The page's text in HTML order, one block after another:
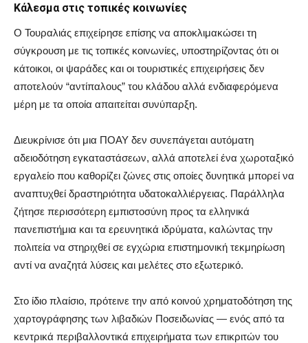
Κάλεσμα στις τοπικές κοινωνίες
Ο Τουραλιάς επιχείρησε επίσης να αποκλιμακώσει τη
σύγκρουση με τις τοπικές κοινωνίες, υποστηρίζοντας ότι οι
κάτοικοι, οι ψαράδες και οι τουριστικές επιχειρήσεις δεν
αποτελούν “αντίπαλους” του κλάδου αλλά ενδιαφερόμενα
μέρη με τα οποία απαιτείται συνύπαρξη.
Διευκρίνισε ότι μια ΠΟΑΥ δεν συνεπάγεται αυτόματη
αδειοδότηση εγκαταστάσεων, αλλά αποτελεί ένα χωροταξικό
εργαλείο που καθορίζει ζώνες στις οποίες δυνητικά μπορεί να
αναπτυχθεί δραστηριότητα υδατοκαλλιέργειας. Παράλληλα
ζήτησε περισσότερη εμπιστοσύνη προς τα ελληνικά
πανεπιστήμια και τα ερευνητικά ιδρύματα, καλώντας την
πολιτεία να στηριχθεί σε εγχώρια επιστημονική τεκμηρίωση
αντί να αναζητά λύσεις και μελέτες στο εξωτερικό.
Στο ίδιο πλαίσιο, πρότεινε την από κοινού χρηματοδότηση της
χαρτογράφησης των λιβαδιών Ποσειδωνίας — ενός από τα
κεντρικά περιβαλλοντικά επιχειρήματα των επικριτών του